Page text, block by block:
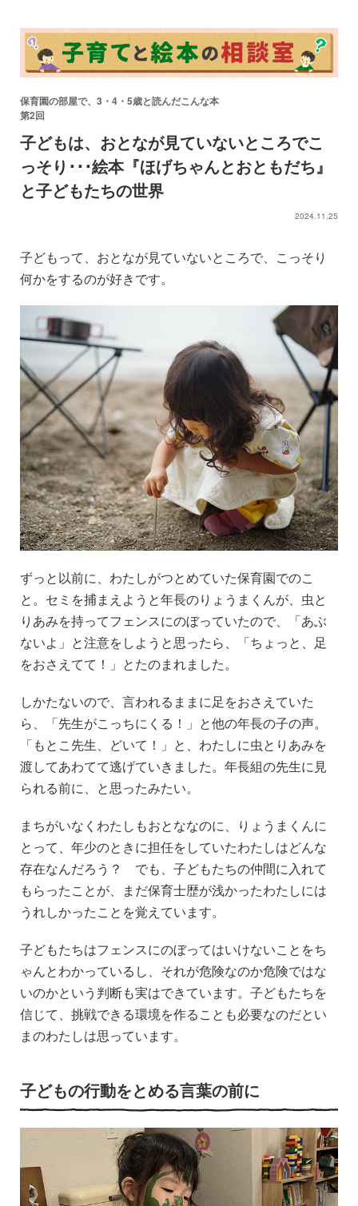
保育園の部屋で、3・4・5歳と読んだこんな本
第2回
子どもは、おとなが見ていないところでこ
っそり･･･絵本『ほげちゃんとおともだち』
と子どもたちの世界
2024.11.25
子どもって、おとなが見ていないところで、こっそり
何かをするのが好きです。
ずっと以前に、わたしがつとめていた保育園でのこ
と。セミを捕まえようと年長のりょうまくんが、虫と
りあみを持ってフェンスにのぼっていたので、「あぶ
ないよ」と注意をしようと思ったら、「ちょっと、足
をおさえてて！」とたのまれました。
しかたないので、言われるままに足をおさえていた
ら、「先生がこっちにくる！」と他の年長の子の声。
「もとこ先生、どいて！」と、わたしに虫とりあみを
渡してあわてて逃げていきました。年長組の先生に見
られる前に、と思ったみたい。
まちがいなくわたしもおとななのに、りょうまくんに
とって、年少のときに担任をしていたわたしはどんな
存在なんだろう？ でも、子どもたちの仲間に入れて
もらったことが、まだ保育士歴が浅かったわたしには
うれしかったことを覚えています。
子どもたちはフェンスにのぼってはいけないことをち
ゃんとわかっているし、それが危険なのか危険ではな
いのかという判断も実はできています。子どもたちを
信じて、挑戦できる環境を作ることも必要なのだとい
まのわたしは思っています。
子どもの行動をとめる言葉の前に